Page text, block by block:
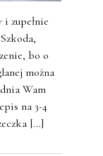
zupełnie
bo o
można
Wam
na 3-4
[…]